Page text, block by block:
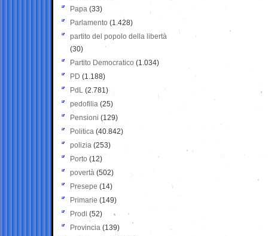
Papa (33)
Parlamento (1.428)
partito del popolo della libertà
(30)
Partito Democratico (1.034)
PD (1.188)
PdL (2.781)
pedofilia (25)
Pensioni (129)
Politica (40.842)
polizia (253)
Porto (12)
povertà (502)
Presepe (14)
Primarie (149)
Prodi (52)
Provincia (139)